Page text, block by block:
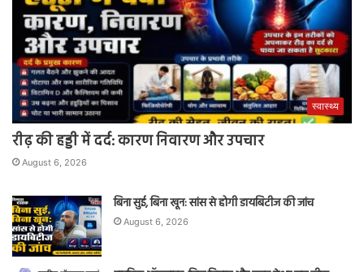
स्वास्थ्य
रीढ़ की हड्डी में दर्द: कारण निवारण और उपचार
August 6, 2026
बिना सुई, बिना खून: सांस से होगी डायबिटीज की जांच
August 6, 2026